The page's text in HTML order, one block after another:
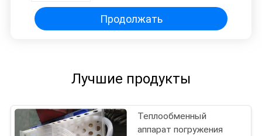
стабильности
Продолжать
Лучшие продукты
Теплообменный
аппарат погружения